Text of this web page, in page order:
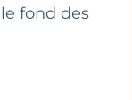
fond des